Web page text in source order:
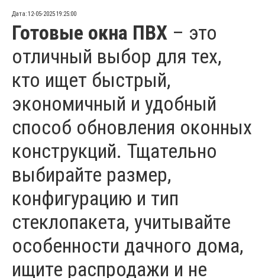
Дата: 12-05-2025 19:25:00
Готовые окна ПВХ – это
отличный выбор для тех,
кто ищет быстрый,
экономичный и удобный
способ обновления оконных
конструкций. Тщательно
выбирайте размер,
конфигурацию и тип
стеклопакета, учитывайте
особенности дачного дома,
ищите распродажи и не